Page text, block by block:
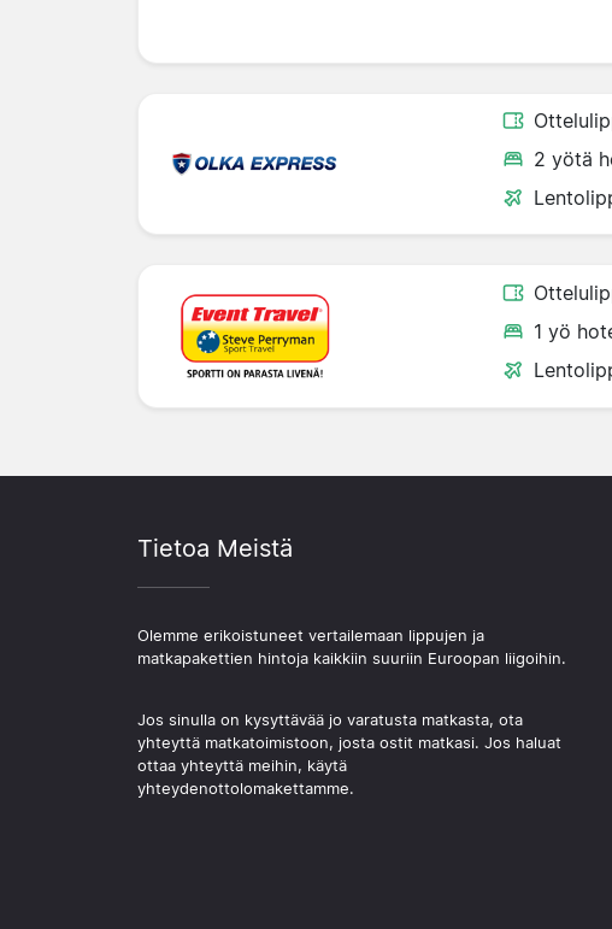
2 yötä
1 yö
Tietoa Meistä
Olemme erikoistuneet vertailemaan lippujen ja
matkapakettien hintoja kaikkiin suuriin Euroopan liigoihin.
Jos sinulla on kysyttävää jo varatusta matkasta, ota
yhteyttä matkatoimistoon, josta ostit matkasi. Jos haluat
ottaa yhteyttä meihin, käytä
yhteydenottolomakettamme.